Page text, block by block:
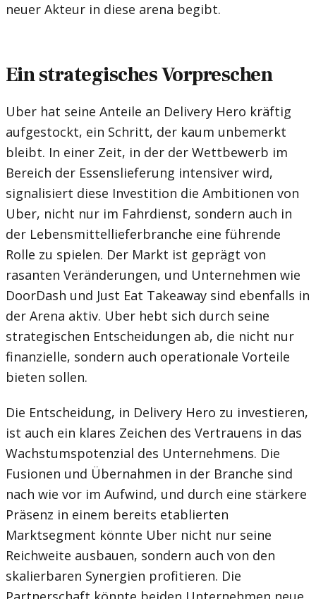
neuer Akteur in diese arena begibt.
Ein strategisches Vorpreschen
Uber hat seine Anteile an Delivery Hero kräftig
aufgestockt, ein Schritt, der kaum unbemerkt
bleibt. In einer Zeit, in der der Wettbewerb im
Bereich der Essenslieferung intensiver wird,
signalisiert diese Investition die Ambitionen von
Uber, nicht nur im Fahrdienst, sondern auch in
der Lebensmittellieferbranche eine führende
Rolle zu spielen. Der Markt ist geprägt von
rasanten Veränderungen, und Unternehmen wie
DoorDash und Just Eat Takeaway sind ebenfalls in
der Arena aktiv. Uber hebt sich durch seine
strategischen Entscheidungen ab, die nicht nur
finanzielle, sondern auch operationale Vorteile
bieten sollen.
Die Entscheidung, in Delivery Hero zu investieren,
ist auch ein klares Zeichen des Vertrauens in das
Wachstumspotenzial des Unternehmens. Die
Fusionen und Übernahmen in der Branche sind
nach wie vor im Aufwind, und durch eine stärkere
Präsenz in einem bereits etablierten
Marktsegment könnte Uber nicht nur seine
Reichweite ausbauen, sondern auch von den
skalierbaren Synergien profitieren. Die